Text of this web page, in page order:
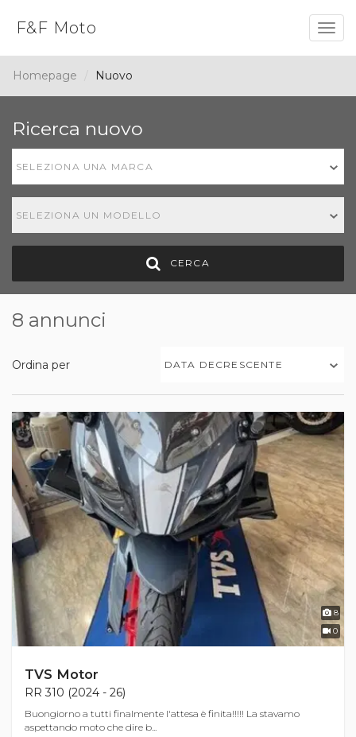
F&F Moto
Homepage Nuovo
Ricerca nuovo
SELEZIONA UNA MARCA
SELEZIONA UN MODELLO
CERCA
8 annunci
Ordina per DATA DECRESCENTE
8
0
TVS Motor
RR 310 (2024 - 26)
Buongiorno a tutti finalmente l'attesa è finita!!!!! La stavamo
aspettando moto che dire b...